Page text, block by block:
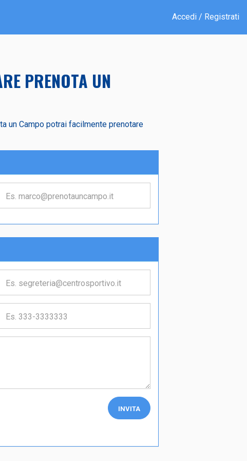
Accedi / Registrati
PRENOTA UN
un Campo potrai facilmente prenotare
INVITA